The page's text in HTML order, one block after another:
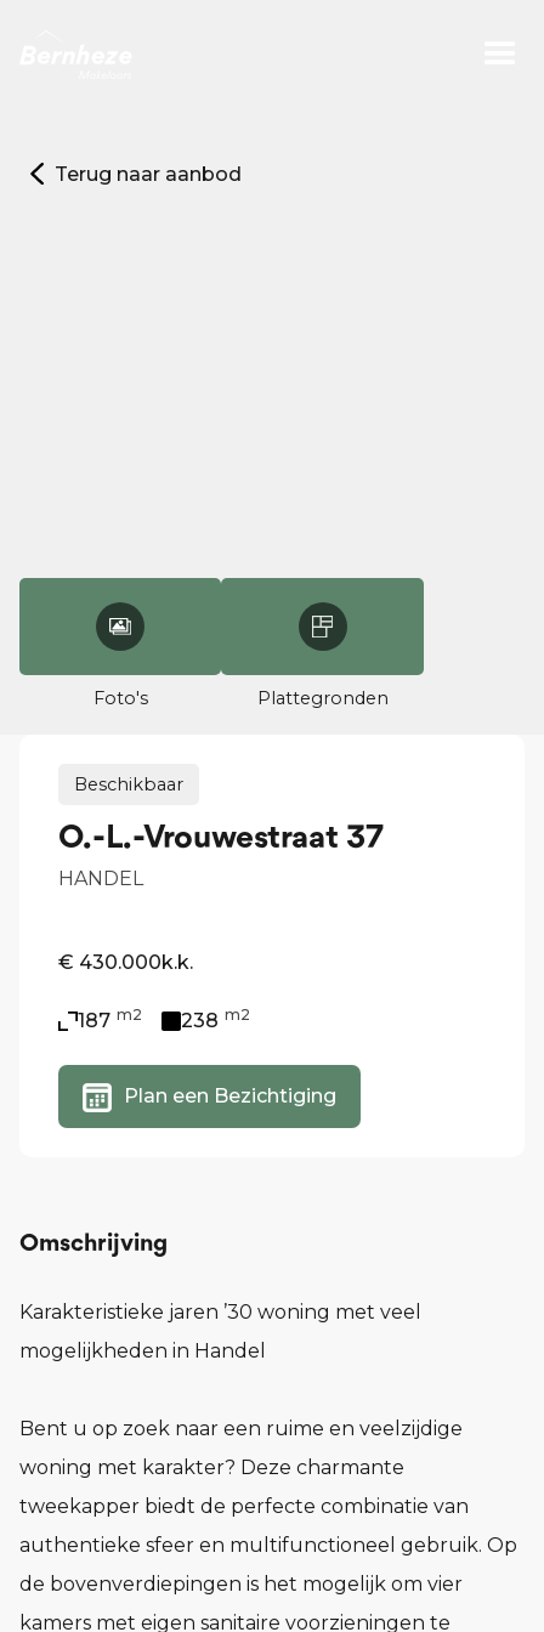
Terug naar aanbod
Foto's Plattegronden
Beschikbaar
O.-L.-Vrouwestraat 37
HANDEL
€ 430.000k.k.
187 m2 238 m2
Plan een Bezichtiging
Omschrijving
Karakteristieke jaren ’30 woning met veel
mogelijkheden in Handel
Bent u op zoek naar een ruime en veelzijdige
woning met karakter? Deze charmante
tweekapper biedt de perfecte combinatie van
authentieke sfeer en multifunctioneel gebruik. Op
de bovenverdiepingen is het mogelijk om vier
kamers met eigen sanitaire voorzieningen te